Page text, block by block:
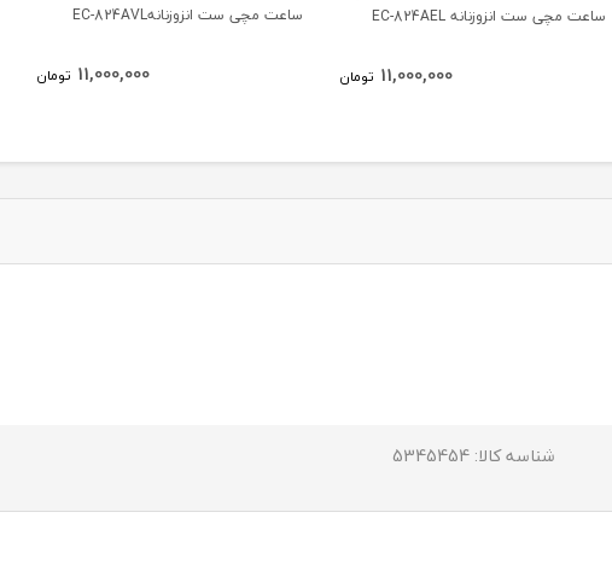
ساعت مچی ست انزوزنانه EC-824AEL
11,000,000 تومان
ساعت مچی ست انزوزنانهEC-824AVL
11,000,000 تومان
شناسه کالا: 5345454